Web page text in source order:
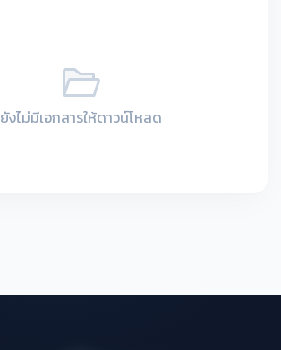
ยังไม่มีเอกสารให้ดาวน์โหลด